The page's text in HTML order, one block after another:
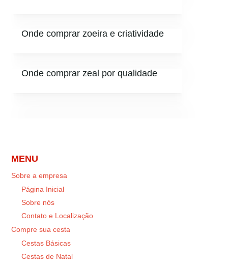
Onde comprar zoeira e criatividade
Onde comprar zeal por qualidade
MENU
Sobre a empresa
Página Inicial
Sobre nós
Contato e Localização
Compre sua cesta
Cestas Básicas
Cestas de Natal